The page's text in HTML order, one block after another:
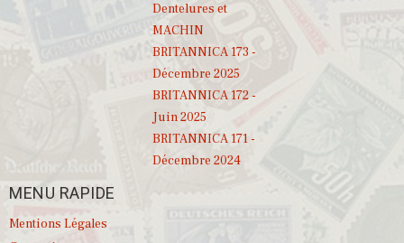
Dentelures et
MACHIN
BRITANNICA 173 -
Décembre 2025
BRITANNICA 172 -
Juin 2025
BRITANNICA 171 -
Décembre 2024
MENU RAPIDE
Mentions Légales